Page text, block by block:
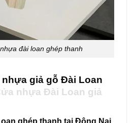
đài loan ghép thanh
giả gỗ Đài Loan
nhựa Đài Loan giả